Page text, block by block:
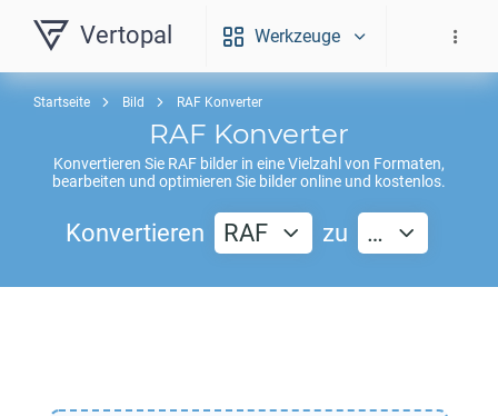
Vertopal Werkzeuge
Startseite Bild RAF Konverter
RAF Konverter
Konvertieren Sie RAF bilder in eine Vielzahl von Formaten,
bearbeiten und optimieren Sie bilder online und kostenlos.
Konvertieren RAF zu …